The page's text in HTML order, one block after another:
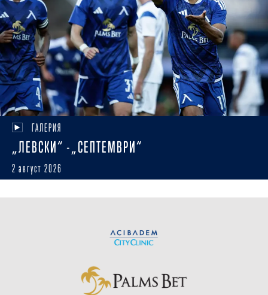
ГАЛЕРИЯ
„ЛЕВСКИ“ -„СЕПТЕМВРИ“
2 август 2026